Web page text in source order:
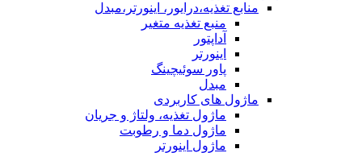
منابع تغذیه،درایور، اینورتر،مبدل
منبع تغذیه متغیر
آداپتور
اینورتر
پاور سوئیچینگ
مبدل
ماژول های کاربردی
ماژول تغذیه، ولتاژ و جریان
ماژول دما و رطوبت
ماژول اینورتر